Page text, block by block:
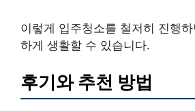
이렇게 입주청소를 철저히 진행
하게 생활할 수 있습니다.
후기와 추천 방법